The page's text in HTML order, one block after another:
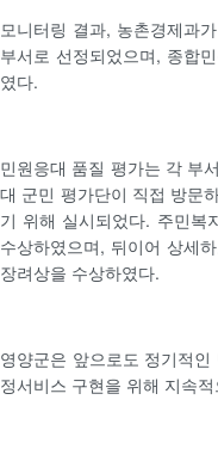
모니터링 결과, 농촌경제과
부서로 선정되었으며, 종합
였다.
민원응대 품질 평가는 각 부
대 군민 평가단이 직접 방문
기 위해 실시되었다. 주민복
수상하였으며, 뒤이어 상세
장려상을 수상하였다.
영양군은 앞으로도 정기적
정서비스 구현을 위해 지속